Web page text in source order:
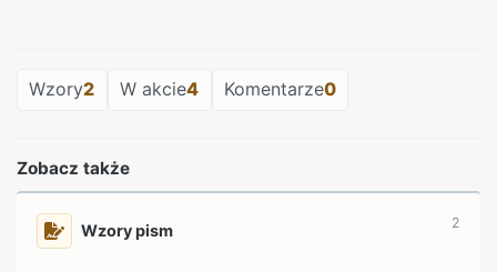
Wzory2 W akcie4 Komentarze0
Zobacz także
Wzory pism 2